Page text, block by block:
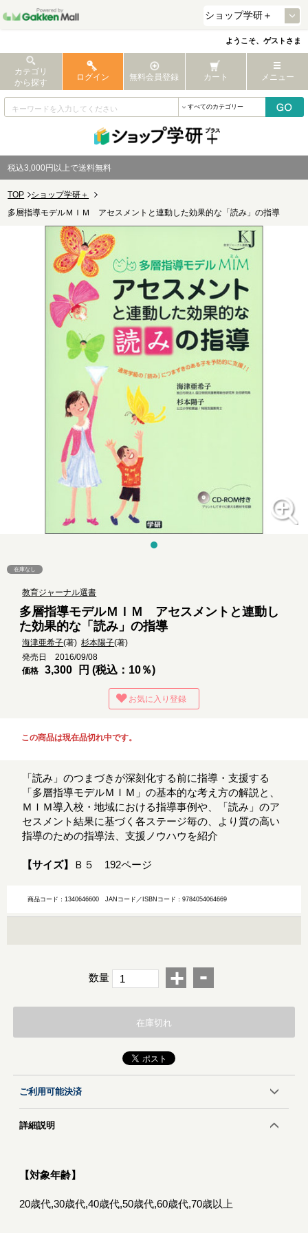
ようこそ、ゲストさま
カテゴリ
から探す
ログイン 無料会員登録 カート メニュー
税込3,000円以上で送料無料
TOP
ショップ学研＋
多層指導モデルＭＩＭ アセスメントと連動した効果的な「読み」の指導
在庫なし
教育ジャーナル選書
多層指導モデルＭＩＭ アセスメントと連動し
た効果的な「読み」の指導
海津亜希子(著)杉本陽子(著)
発売日 2016/09/08
価格
3,300 円 (税込：10％)
お気に入り登録
この商品は現在品切れ中です。
「読み」のつまづきが深刻化する前に指導・支援する
「多層指導モデルＭＩＭ」の基本的な考え方の解説と、
ＭＩＭ導入校・地域における指導事例や、「読み」のア
セスメント結果に基づく各ステージ毎の、より質の高い
指導のための指導法、支援ノウハウを紹介
【サイズ】 Ｂ５ 192ページ
商品コード：1340646600JANコード／ISBNコード：9784054064669
数量 + -
在庫切れ
ご利用可能決済
詳細説明
【対象年齢】
20歳代,30歳代,40歳代,50歳代,60歳代,70歳以上